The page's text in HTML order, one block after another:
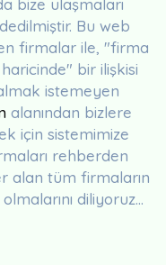
bize ulaşmaları
Bu web
firmalar ile, "firma
bir ilişkisi
istemeyen
alanından bizlere
için sistemimize
rehberden
alan tüm firmaların
diliyoruz...